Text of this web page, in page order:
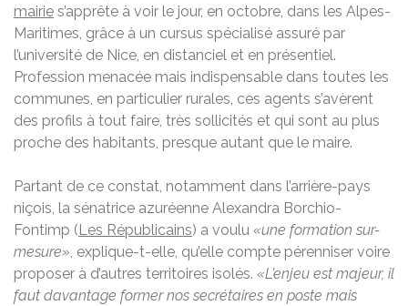
mairie s’apprête à voir le jour, en octobre, dans les Alpes-
Maritimes, grâce à un cursus spécialisé assuré par
l’université de Nice, en distanciel et en présentiel.
Profession menacée mais indispensable dans toutes les
communes, en particulier rurales, ces agents s’avèrent
des profils à tout faire, très sollicités et qui sont au plus
proche des habitants, presque autant que le maire.
Partant de ce constat, notamment dans l’arrière-pays
niçois, la sénatrice azuréenne Alexandra Borchio-
Fontimp ( Les Républicains) a voulu «une formation sur-
mesure», explique-t-elle, qu’elle compte pérenniser voire
proposer à d’autres territoires isolés. «L’enjeu est majeur, il
faut davantage former nos secrétaires en poste mais